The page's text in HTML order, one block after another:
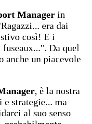
Manager in
era dai
così! E i
Da quel
anche un piacevole
, è la nostra
strategie... ma
al suo senso